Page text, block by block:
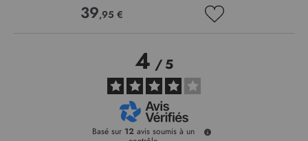
39,95 €
4/5
Basé sur 12 avis soumis à un